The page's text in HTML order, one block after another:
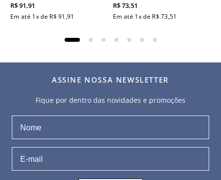
R$91,91
Em até 1x de R$ 91 ,91
R$73,51
Em até 1x de R$ 73,51
ASSINE NOSSA NEWSLETTER
Fique por dentro das novidades e promoções